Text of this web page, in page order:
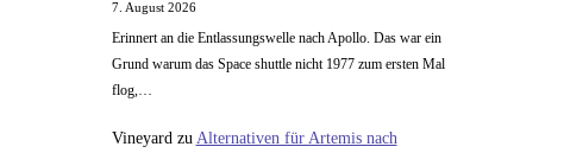
7. August 2026
Erinnert an die Entlassungswelle nach Apollo. Das war ein
Grund warum das Space shuttle nicht 1977 zum ersten Mal
flog,…
Vineyard zu Alternativen für Artemis nach